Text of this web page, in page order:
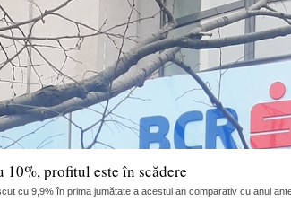
10%, profitul este în scădere
cu 9,9% în prima jumătate a acestui an comparativ cu anul